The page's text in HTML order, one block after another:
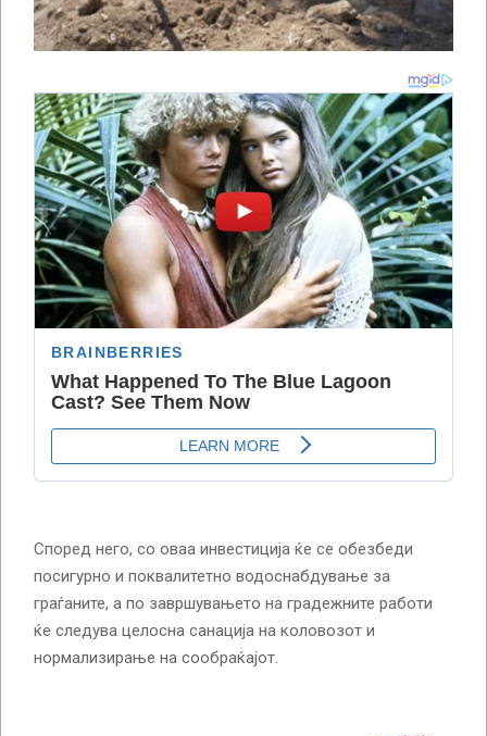
Според него, со оваа инвестиција ќе се обезбеди
посигурно и поквалитетно водоснабдување за
граѓаните, а по завршувањето на градежните работи
ќе следува целосна санација на коловозот и
нормализирање на сообраќајот.